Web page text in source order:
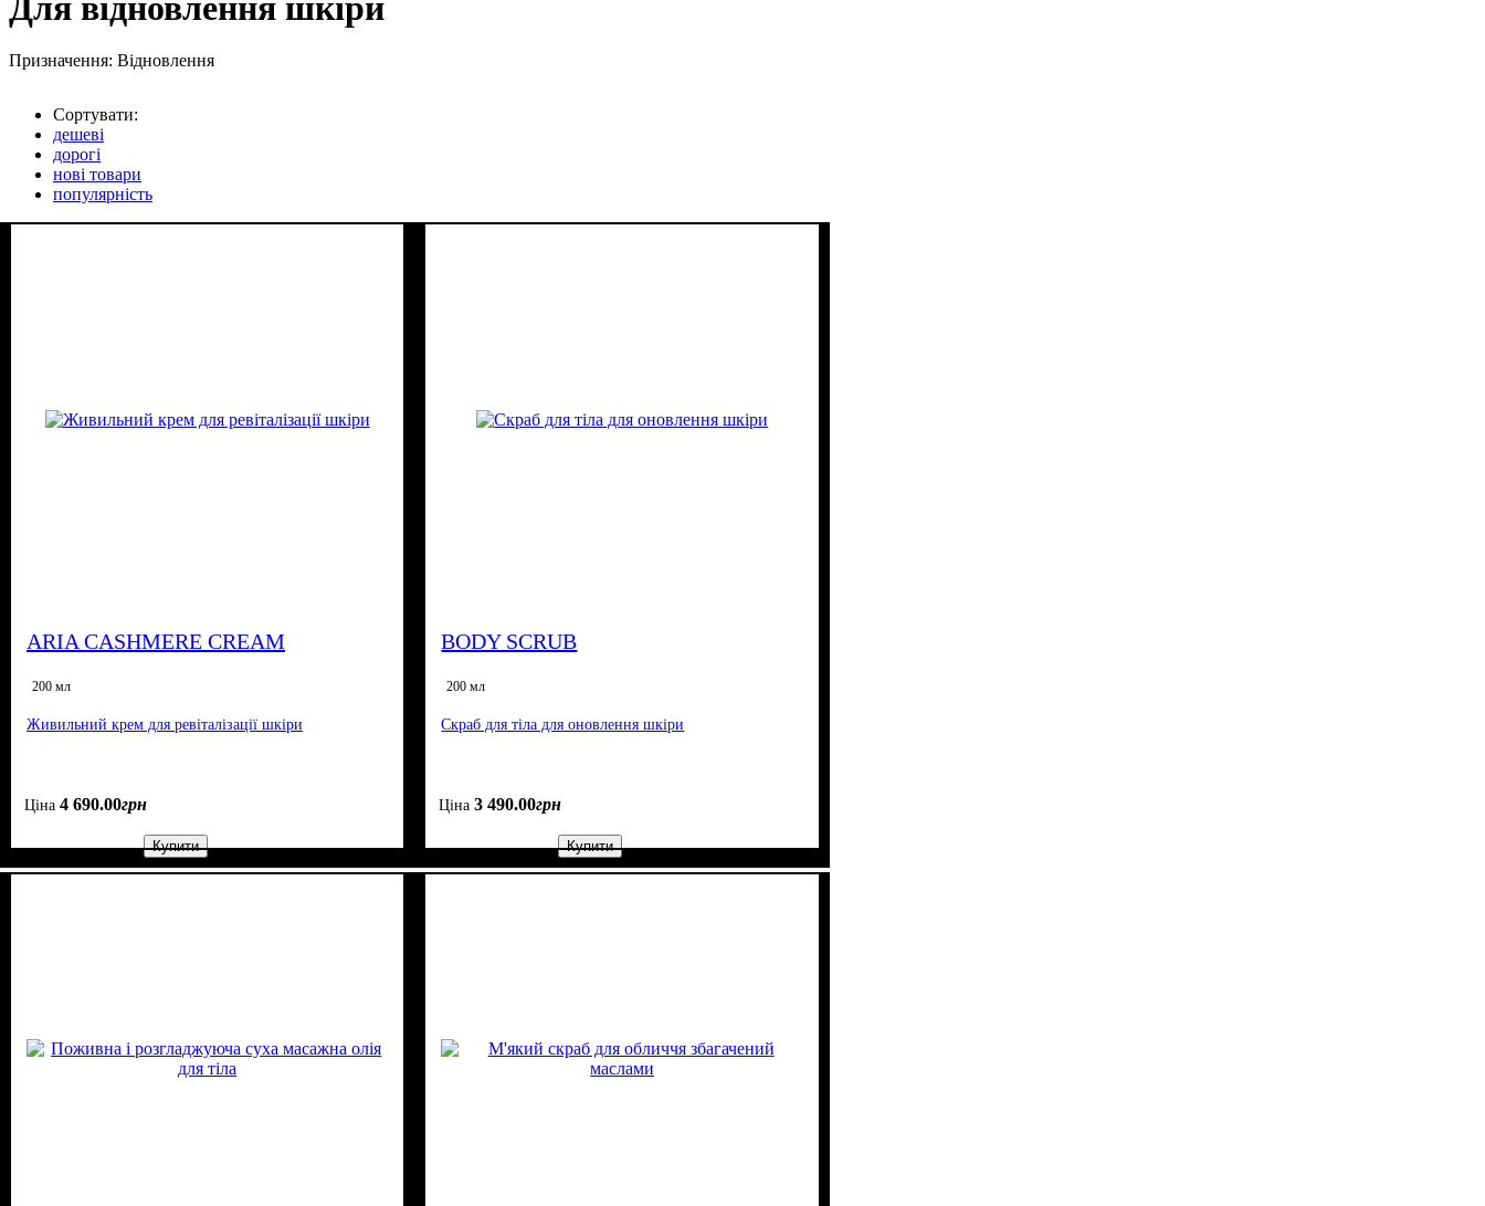
Призначення: Відновлення
Сортувати:
дешеві
дорогі
нові товари
популярність
ARIA CASHMERE CREAM
200 мл
Живильний крем для ревіталізації шкіри
Ціна 4 690.00грн
Купити
BODY SCRUB
200 мл
Скраб для тіла для оновлення шкіри
Ціна3 490.00грн
Купити